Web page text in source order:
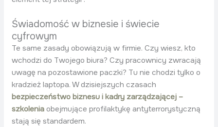
Świadomość w biznesie i świecie
cyfrowym
Te same zasady obowiązują w firmie. Czy wiesz, kto
wchodzi do Twojego biura? Czy pracownicy zwracają
uwagę na pozostawione paczki? Tu nie chodzi tylko o
kradzież laptopa. W dzisiejszych czasach
bezpieczeństwo biznesu i kadry zarządzającej –
szkolenia obejmujące profilaktykę antyterrorystyczną
stają się standardem.